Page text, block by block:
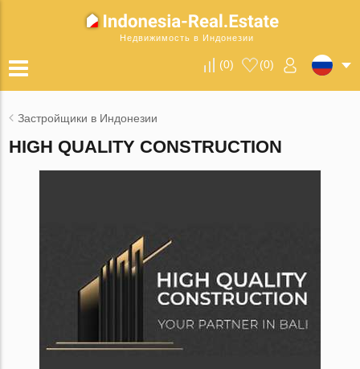
Недвижимость в Индонезии
(0) (0)
Застройщики в Индонезии
HIGH QUALITY CONSTRUCTION